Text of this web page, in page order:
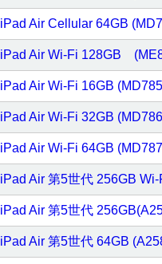
iPad Air Cellular 64GB
iPad Air Wi-Fi 128GB
iPad Air Wi-Fi 16GB
iPad Air Wi-Fi 32GB
iPad Air Wi-Fi 64GB
iPad Air 第5世代 256GB
iPad Air 第5世代
iPad Air 第5世代 64GB